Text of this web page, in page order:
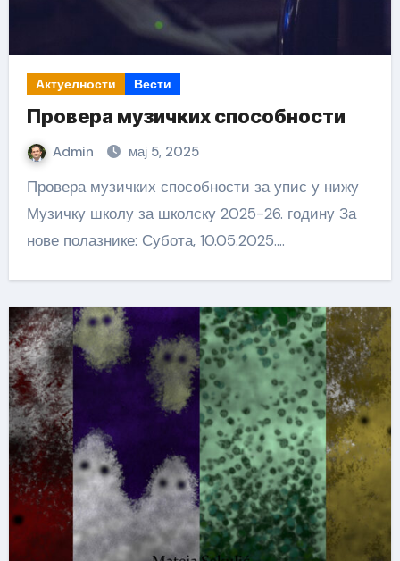
Актуелности Вести
Провера музичких способности
Admin мај 5, 2025
Провера музичких способности за упис у нижу
Музичку школу за школску 2025-26. годину За
нове полазнике: Субота, 10.05.2025.…